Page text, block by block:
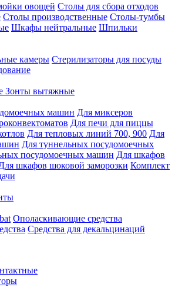
овощей Столы для сбора отходов
Столы производственные Столы-тумбы
Шкафы нейтральные Шпильки
камеры Стерилизаторы для посуды
Зонты вытяжные
машин Для миксеров
Для печи для пиццы
Для тепловых линий 700, 900 Для
Для туннельных посудомоечных
посудомоечных машин Для шкафов
шкафов шоковой заморозки Комплект
Ополаскивающие средства
Средства для декальцинаций